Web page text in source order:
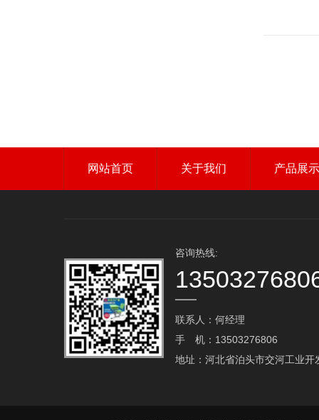
网站首页 关于我们 产品展示
咨询热线:
联系人：何经理
手 机：13503276806
地址：河北省泊头市交河工业开